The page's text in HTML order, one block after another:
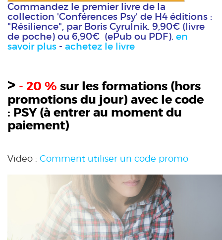
Commandez le premier livre de la
collection 'Conférences Psy' de H4 éditions :
"Résilience", par Boris Cyrulnik. 9,90€ (livre
de poche) ou 6,90€ (ePub ou PDF). en
savoir plus - achetez le livre
> - 20 % sur les formations (hors
promotions du jour) avec le code
: PSY(à entrer au moment du
paiement)
Video : Comment utiliser un code promo